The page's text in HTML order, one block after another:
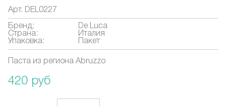
Арт. DEL0227
Бренд:
De Luca
Страна:
Италия
Упаковка:
Пакет
Паста из региона Abruzzo
420 руб